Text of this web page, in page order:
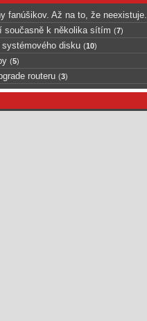
fanúšikov. Až na to, že neexistuje.
současně k několika sítím (7)
disku (10)
(5)
routeru (3)